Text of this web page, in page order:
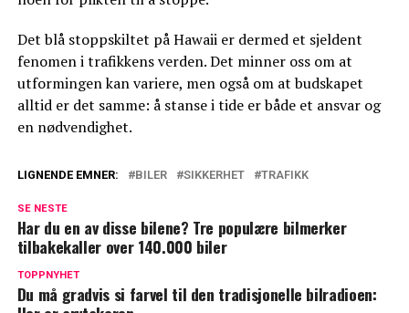
Det blå stoppskiltet på Hawaii er dermed et sjeldent
fenomen i trafikkens verden. Det minner oss om at
utformingen kan variere, men også om at budskapet
alltid er det samme: å stanse i tide er både et ansvar og
en nødvendighet.
LIGNENDE EMNER: BILER SIKKERHET TRAFIKK
SE NESTE
Har du en av disse bilene? Tre populære bilmerker
tilbakekaller over 140.000 biler
TOPPNYHET
Du må gradvis si farvel til den tradisjonelle bilradioen: